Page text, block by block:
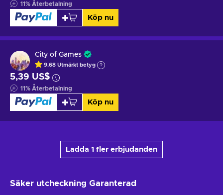
11% Återbetalning
Köp nu
City of Games
9.68 Utmärkt betyg
5,39 US$
11% Återbetalning
Köp nu
Ladda 1 fler erbjudanden
Säker utcheckning Garanterad